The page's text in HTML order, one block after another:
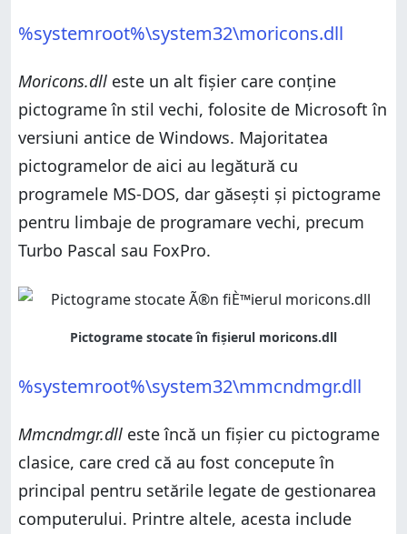
%systemroot%\system32\moricons.dll
Moricons.dll este un alt fișier care conține
pictograme în stil vechi, folosite de Microsoft în
versiuni antice de Windows. Majoritatea
pictogramelor de aici au legătură cu
programele MS-DOS, dar găsești și pictograme
pentru limbaje de programare vechi, precum
Turbo Pascal sau FoxPro.
%systemroot%\system32\mmcndmgr.dll
Mmcndmgr.dll este încă un fișier cu pictograme
clasice, care cred că au fost concepute în
principal pentru setările legate de gestionarea
computerului. Printre altele, acesta include